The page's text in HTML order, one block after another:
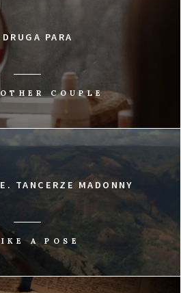
PARA
COUPLE
TANCERZE MADONNY
A POSE